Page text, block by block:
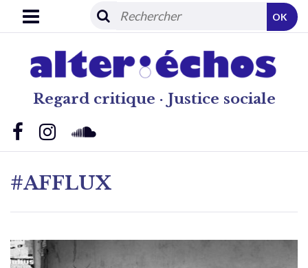
Regard critique · Justice sociale
OK
#AFFLUX